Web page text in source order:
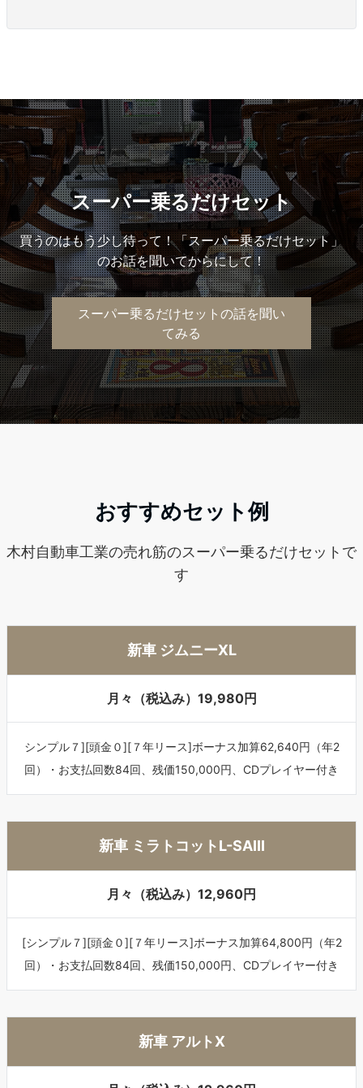
スーパー乗るだけセット
買うのはもう少し待って！「スーパー乗るだけセット」
のお話を聞いてからにして！
スーパー乗るだけセットの話を聞い
てみる
おすすめセット例
木村自動車工業の売れ筋のスーパー乗るだけセットで
す
新車 ジムニーXL
月々（税込み）19,980円
シンプル７][頭金０][７年リース]ボーナス加算62,640円（年2
回）・お支払回数84回、残価150,000円、CDプレイヤー付き
新車 ミラトコットL-SAIII
月々（税込み）12,960円
[シンプル７][頭金０][７年リース]ボーナス加算64,800円（年2
回）・お支払回数84回、残価150,000円、CDプレイヤー付き
新車 アルトX